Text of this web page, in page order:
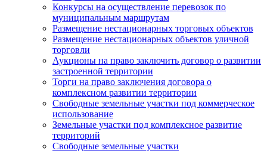
Конкурсы на осуществление перевозок по
муниципальным маршрутам
Размещение нестационарных торговых объектов
Размещение нестационарных объектов уличной
торговли
Аукционы на право заключить договор о развитии
застроенной территории
Торги на право заключения договора о
комплексном развитии территории
Свободные земельные участки под коммерческое
использование
Земельные участки под комплексное развитие
территорий
Свободные земельные участки